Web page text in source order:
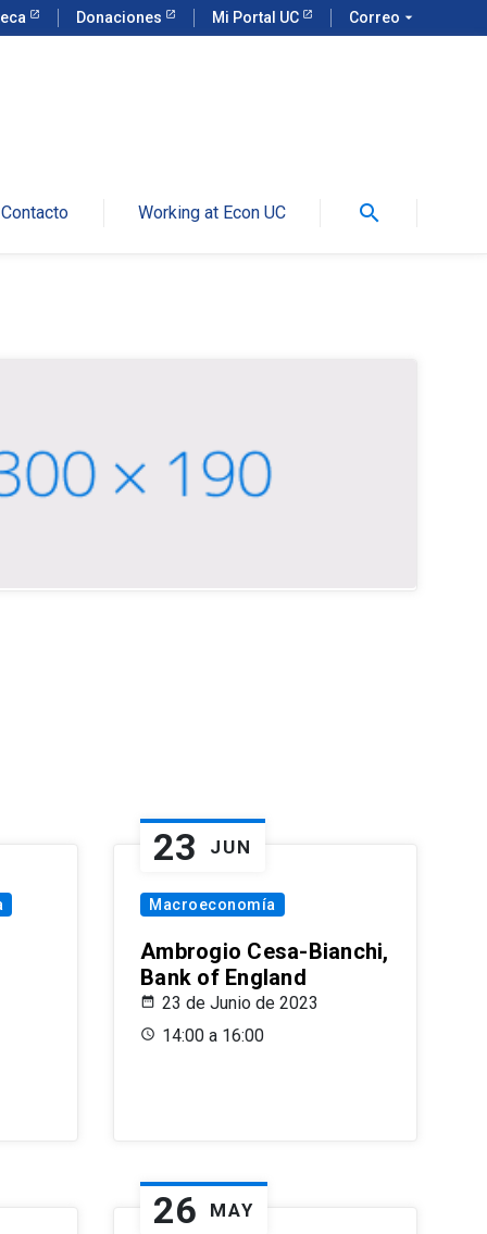
Donaciones Mi Portal UC Correo arrow_drop_down
Contacto Working at Econ UC search
23 JUN
Macroeconomía
Ambrogio Cesa-Bianchi,
Bank of England
23 de Junio de 2023
14:00 a 16:00
26 MAY